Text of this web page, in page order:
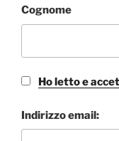
Cognome
Ho letto e
Indirizzo email: